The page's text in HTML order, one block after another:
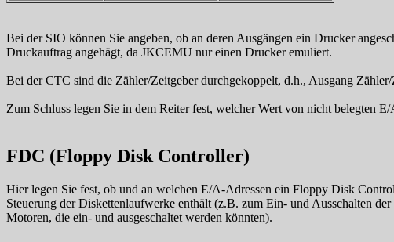
Bei der SIO können Sie angeben, ob an deren Ausgängen ein Drucker
Druckauftrag angehägt, da JKCEMU nur einen Drucker emuliert.
Bei der CTC sind die Zähler/Zeitgeber durchgekoppelt, d.h., Ausgang
Zum Schluss legen Sie in dem Reiter fest, welcher Wert von nicht belegten
FDC (Floppy Disk Controller)
Hier legen Sie fest, ob und an welchen E/A-Adressen ein Floppy Disk
Steuerung der Diskettenlaufwerke enthält (z.B. zum Ein- und Ausschalten
Motoren, die ein- und ausgeschaltet werden könnten).